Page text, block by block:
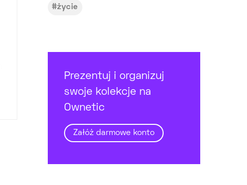
życie
Prezentuj i organizuj
swoje kolekcje na
Ownetic
Załóż darmowe konto